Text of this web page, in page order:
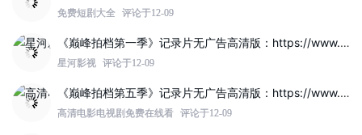
免费短剧大全 评论于12-09
《巅峰拍档第一季》记录片无广告高清版：https://www.jinzhuqq.com/dyvideo/117821.html
星河影视 评论于12-09
《巅峰拍档第五季》记录片无广告高清版：https://www.jinzhuqq.com/dyvideo/117820.html
高清电影电视剧免费在线看 评论于12-09